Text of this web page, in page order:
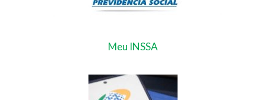
Meu INSSA